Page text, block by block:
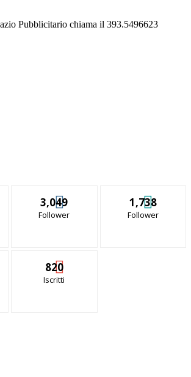
Pubblicitario chiama il 393.5496623
3,049
Follower
1,738
Follower
820
Iscritti